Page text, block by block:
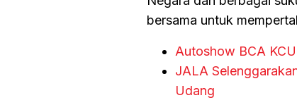
bersama untuk
Autoshow BCA
JALA
Udang